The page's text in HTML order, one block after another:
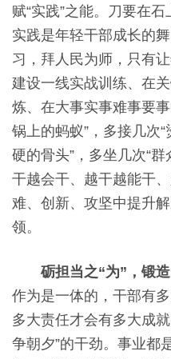
赋“实践”之能。刀要在
实践是年轻干部成长的
习，拜人民为师，只有
建设一线实战训练、在
炼、在大事实事难事要
锅上的蚂蚁”，多接几次
硬的骨头”，多坐几次“
干越会干、越干越能干
难、创新、攻坚中提升
领。
砺担当之“为”，锻
作为是一体的，干部有
多大责任才会有多大成
争朝夕”的干劲。事业都